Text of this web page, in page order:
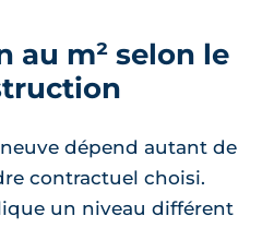
au m² selon le
dépend autant de
contractuel choisi.
un niveau différent